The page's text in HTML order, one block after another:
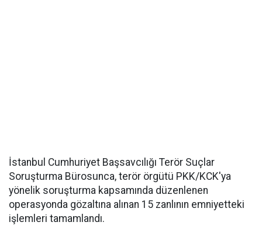
İstanbul Cumhuriyet Başsavcılığı Terör Suçlar
Soruşturma Bürosunca, terör örgütü PKK/KCK'ya
yönelik soruşturma kapsamında düzenlenen
operasyonda gözaltına alınan 15 zanlının emniyetteki
işlemleri tamamlandı.